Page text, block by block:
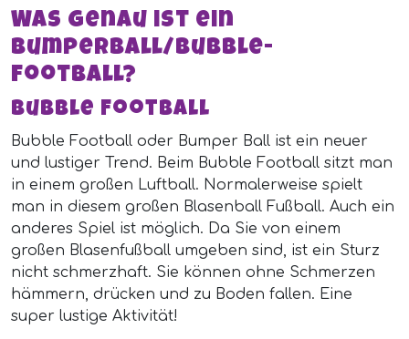
Was genau ist ein
Bumperball/Bubble-
Football?
Bubble Football
Bubble Football oder Bumper Ball ist ein neuer
und lustiger Trend. Beim Bubble Football sitzt man
in einem großen Luftball. Normalerweise spielt
man in diesem großen Blasenball Fußball. Auch ein
anderes Spiel ist möglich. Da Sie von einem
großen Blasenfußball umgeben sind, ist ein Sturz
nicht schmerzhaft. Sie können ohne Schmerzen
hämmern, drücken und zu Boden fallen. Eine
super lustige Aktivität!